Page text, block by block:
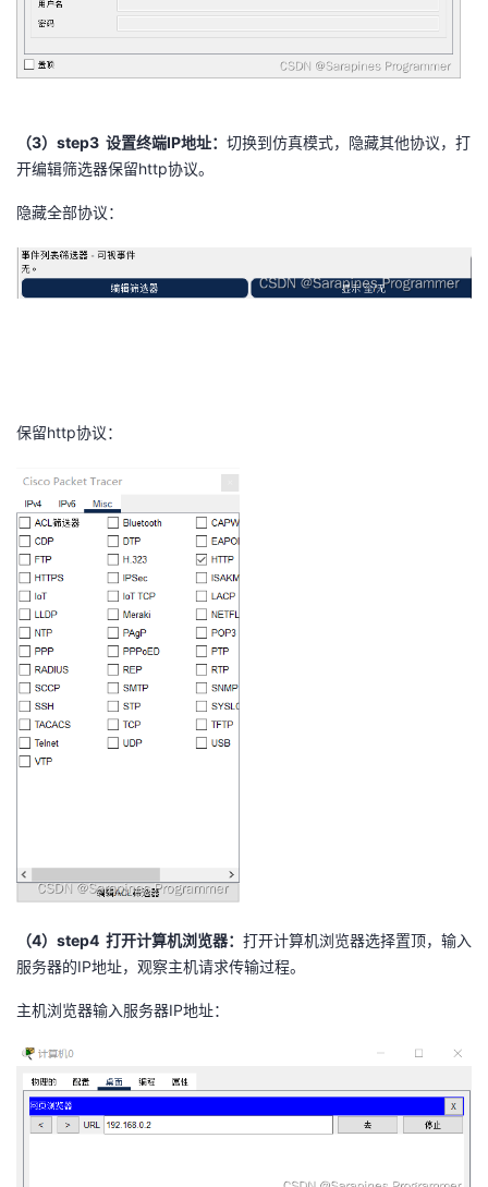
（3）step3 设置终端IP地址： 切换到仿真模式，隐藏其他协议，打
开编辑筛选器保留http协议。
隐藏全部协议：
保留http协议：
（4）step4 打开计算机浏览器： 打开计算机浏览器选择置顶，输入
服务器的IP地址，观察主机请求传输过程。
主机浏览器输入服务器IP地址：